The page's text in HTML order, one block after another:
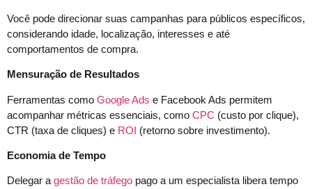
Você pode direcionar suas campanhas para públicos específicos,
considerando idade, localização, interesses e até
comportamentos de compra.
Mensuração de Resultados
Ferramentas como Google Ads e Facebook Ads permitem
acompanhar métricas essenciais, como CPC (custo por clique),
CTR (taxa de cliques) e ROI (retorno sobre investimento).
Economia de Tempo
Delegar agestão de tráfego pago a um especialista libera tempo